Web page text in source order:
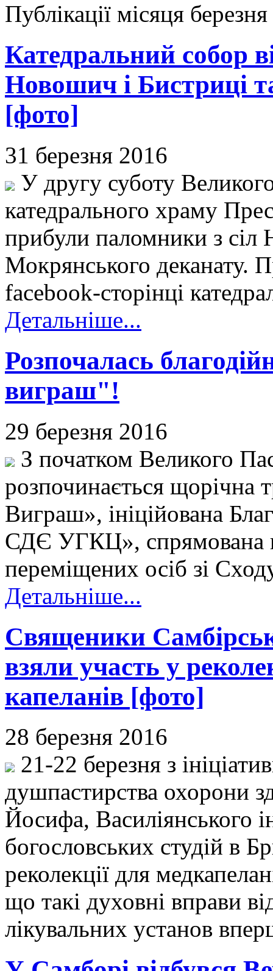
Публікації місяця
Катедральний собор
Новошич і Бистриці
[фото]
31 березня 2016
У другу суботу
катедрального храму
прибули паломники з сіл
Мокрянського деканату.
facebook-сторінці
Детальніше...
Розпочалась
виграш"!
29 березня 2016
З початком Великого
розпочинається щорічна
Виграш», ініційована
СДЄ УГКЦ», спрямована
переміщених осіб зі
Детальніше...
Священики
взяли участь у
капеланів [фото]
28 березня 2016
21-22 березня з
душпастирства охорони
Йосифа, Василіянського
богословських студій в
реколекції для
що такі духовні вправи
лікувальних установ